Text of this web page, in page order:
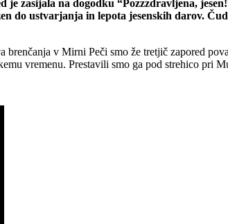
je zasijala na dogodku “Pozzzdravljena,
do ustvarjanja in lepota jesenskih darov.
v Mirni Peči smo že tretjič zapored
vremenu. Prestavili smo ga pod strehico pri